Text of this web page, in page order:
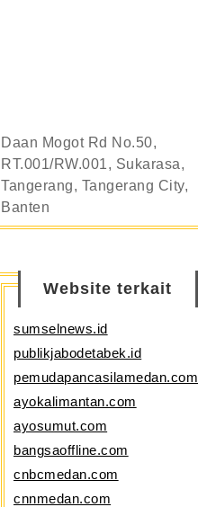
Daan Mogot Rd No.50,
RT.001/RW.001, Sukarasa,
Tangerang, Tangerang City,
Banten
Website terkait
sumselnews.id
publikjabodetabek.id
pemudapancasilamedan.com
ayokalimantan.com
ayosumut.com
bangsaoffline.com
cnbcmedan.com
cnnmedan.com